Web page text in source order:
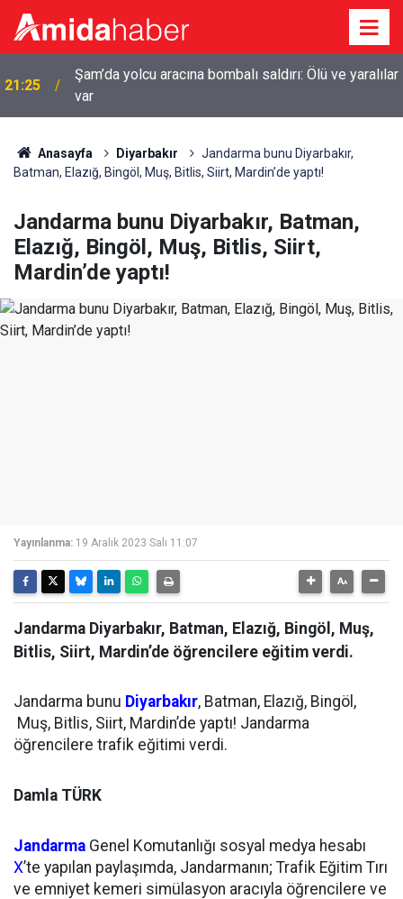
20:44 Diyarbakır’da sulama kanalına giren genç boğuldu
Anasayfa Diyarbakır
Jandarma bunu Diyarbakır,
Batman, Elazığ, Bingöl, Muş, Bitlis, Siirt, Mardin’de yaptı!
Jandarma bunu Diyarbakır, Batman,
Elazığ, Bingöl, Muş, Bitlis, Siirt,
Mardin’de yaptı!
Yayınlanma: 19 Aralık 2023 Salı 11:07
Jandarma Diyarbakır, Batman, Elazığ, Bingöl, Muş,
Bitlis, Siirt, Mardin’de öğrencilere eğitim verdi.
Jandarma bunu Diyarbakır, Batman, Elazığ, Bingöl,
Muş, Bitlis, Siirt, Mardin’de yaptı! Jandarma
öğrencilere trafik eğitimi verdi.
Damla TÜRK
Jandarma Genel Komutanlığı sosyal medya hesabı
X’te yapılan paylaşımda, Jandarmanın; Trafik Eğitim Tırı
ve emniyet kemeri simülasyon aracıyla öğrencilere ve